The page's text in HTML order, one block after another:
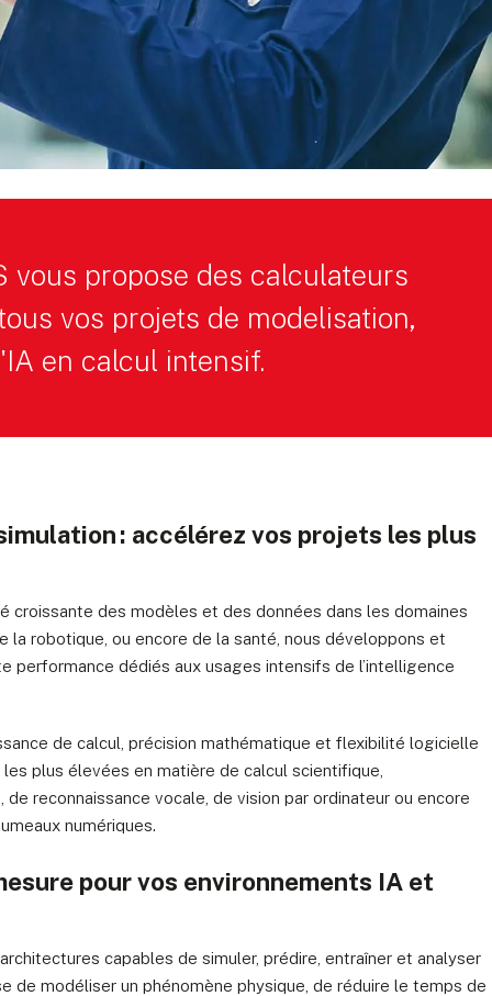
vous propose des calculateurs
vos projets de modelisation,
en calcul intensif.
: accélérez vos projets les plus
croissante des modèles et des données dans les domaines
la robotique, ou encore de la santé, nous développons et
performance dédiés aux usages intensifs de l’intelligence
de calcul, précision mathématique et flexibilité logicielle
plus élevées en matière de calcul scientifique,
de reconnaissance vocale, de vision par ordinateur ou encore
numériques.
pour vos environnements IA et
capables de simuler, prédire, entraîner et analyser
de modéliser un phénomène physique, de réduire le temps de